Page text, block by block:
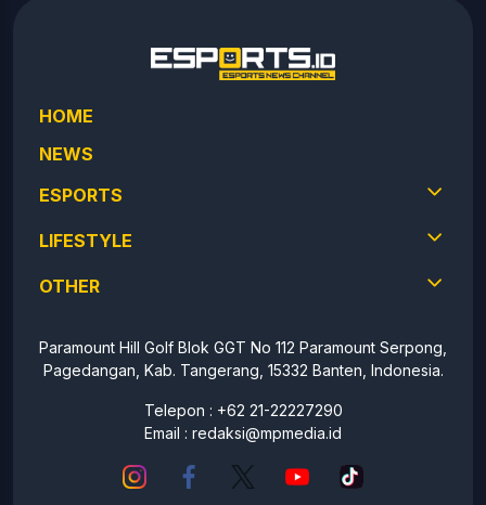
HOME
NEWS
ESPORTS
LIFESTYLE
OTHER
Paramount Hill Golf Blok GGT No 112 Paramount Serpong,
Pagedangan, Kab. Tangerang, 15332 Banten, Indonesia.
Telepon : +62 21-22227290
Email : redaksi@mpmedia.id